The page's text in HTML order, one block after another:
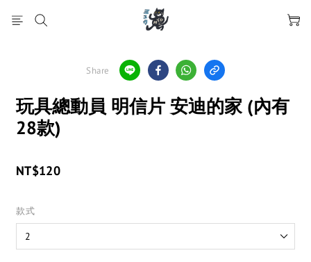
Share
玩具總動員 明信片 安迪的家 (內有
28款)
NT$120
款式